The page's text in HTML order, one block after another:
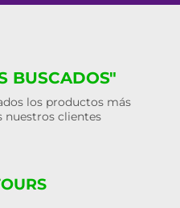
BUSCADOS"
los productos más
nuestros clientes